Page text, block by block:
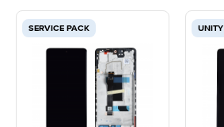
SERVICE PACK UNITY